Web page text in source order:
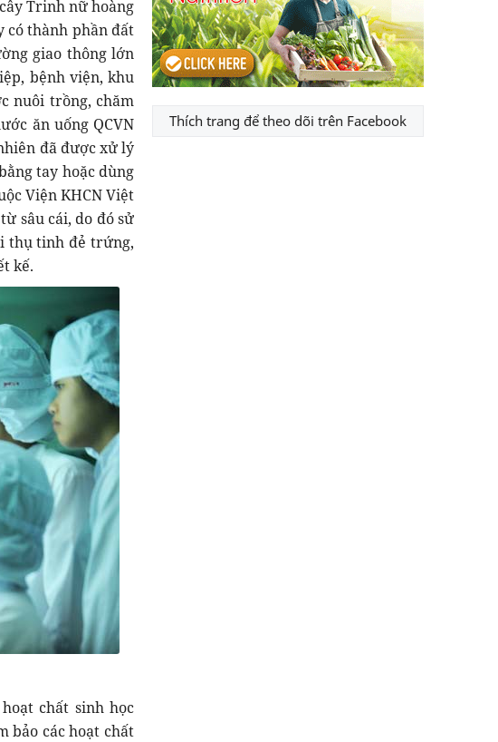
Trinh nữ hoàng
có thành phần đất
giao thông lớn
bệnh viện, khu
nuôi trồng, chăm
ăn uống QCVN
đã được xử lý
tay hoặc dùng
Viện KHCN Việt
sâu cái, do đó sử
thụ tinh đẻ trứng,
kế.
chất sinh học
bảo các hoạt chất
Thích trang để theo dõi trên Facebook